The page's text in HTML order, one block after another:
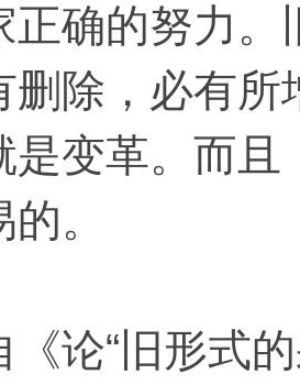
正确的努力
删除，必有
是变革。而
。
“旧形式的